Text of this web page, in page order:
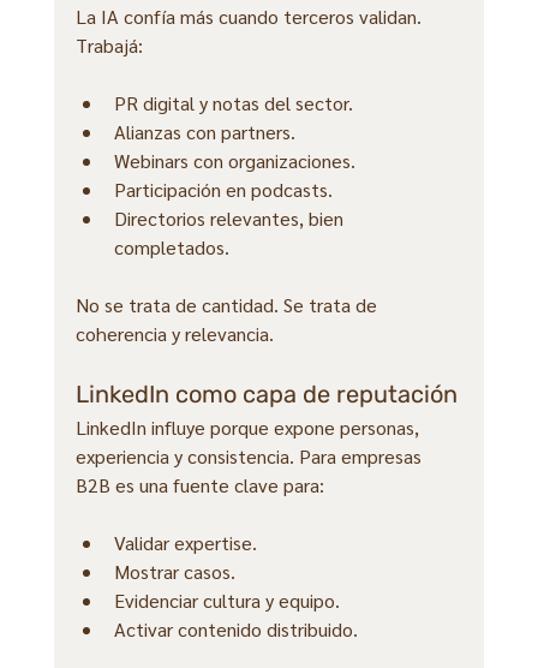
La IA confía más cuando terceros validan.
Trabajá:
PR digital y notas del sector.
Alianzas con partners.
Webinars con organizaciones.
Participación en podcasts.
Directorios relevantes, bien
completados.
No se trata de cantidad. Se trata de
coherencia y relevancia.
LinkedIn como capa de reputación
LinkedIn influye porque expone personas,
experiencia y consistencia. Para empresas
B2B es una fuente clave para:
Validar expertise.
Mostrar casos.
Evidenciar cultura y equipo.
Activar contenido distribuido.